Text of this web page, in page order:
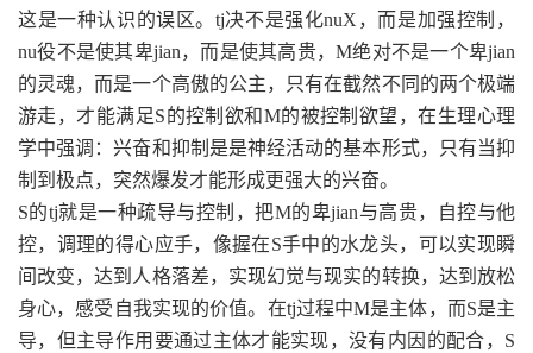
这是一种认识的误区。tj决不是强化nuX，而是加强控制，
nu役不是使其卑jian，而是使其高贵，M绝对不是一个卑jian
的灵魂，而是一个高傲的公主，只有在截然不同的两个极端
游走，才能满足S的控制欲和M的被控制欲望，在生理心理
学中强调：兴奋和抑制是是神经活动的基本形式，只有当抑
制到极点，突然爆发才能形成更强大的兴奋。
S的tj就是一种疏导与控制，把M的卑jian与高贵，自控与他
控，调理的得心应手，像握在S手中的水龙头，可以实现瞬
间改变，达到人格落差，实现幻觉与现实的转换，达到放松
身心，感受自我实现的价值。在tj过程中M是主体，而S是主
导，但主导作用要通过主体才能实现，没有内因的配合，S